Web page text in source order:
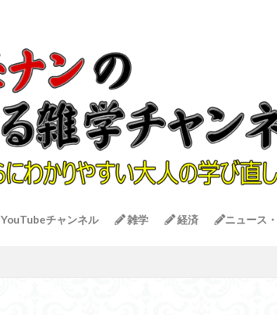
YouTubeチャンネル 雑学 経済 ニュース